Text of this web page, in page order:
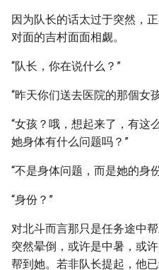
因为队长的话太过于突然，
对面的吉村面面相觑。
“队长，你在说什么？”
“昨天你们送去医院的那個女
“女孩？哦，想起来了，有这
她身体有什么问题吗？”
“不是身体问题，而是她的身
“身份？”
对北斗而言那只是任务途中
突然晕倒，或许是中暑，或
帮到她。若非队长提起，他已